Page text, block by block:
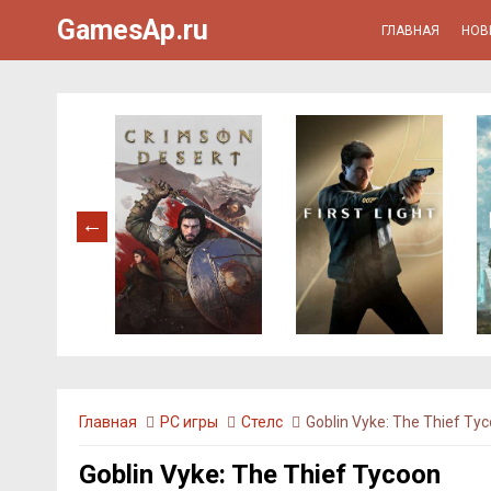
GamesAp.ru ГЛАВНАЯ
Главная PC игры Стелс Goblin Vyke: The Thief
Goblin Vyke: The Thief Tycoon